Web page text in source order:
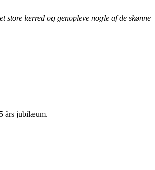
store lærred og genopleve nogle af de skønne
års jubilæum.